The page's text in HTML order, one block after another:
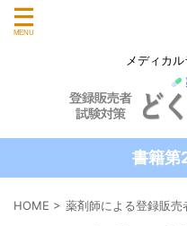
メディカ
書籍第
HOME > 薬剤師による登録販